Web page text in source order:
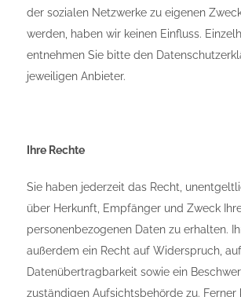
der sozialen Netzwerke zu eigenen
werden, haben wir keinen Einfluss.
entnehmen Sie bitte den
jeweiligen Anbieter.
Ihre Rechte
Sie haben jederzeit das Recht,
über Herkunft, Empfänger und Zweck
personenbezogenen Daten zu erhalten.
außerdem ein Recht auf Widerspruch, auf
Datenübertragbarkeit sowie ein
zuständigen Aufsichtsbehörde zu. Ferner